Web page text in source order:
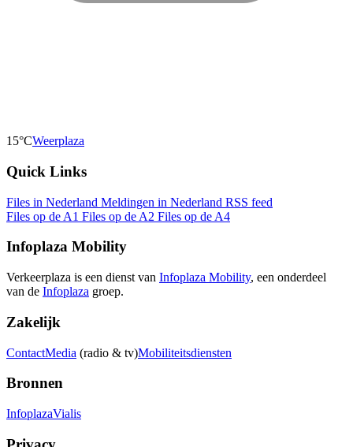
15°CWeerplaza
Quick Links
Files in Nederland Meldingen in Nederland RSS feed
Files op de A1 Files op de A2 Files op de A4
Infoplaza Mobility
Verkeerplaza is een dienst van Infoplaza Mobility, een onderdeel
van de Infoplaza groep.
Zakelijk
ContactMedia (radio & tv)Mobiliteitsdiensten
Bronnen
InfoplazaVialis